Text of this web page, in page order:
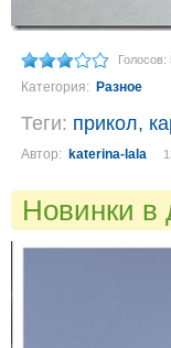
Голосов:
Категория: Разное
Теги: прикол,
Автор: katerina-lala
Новинки в